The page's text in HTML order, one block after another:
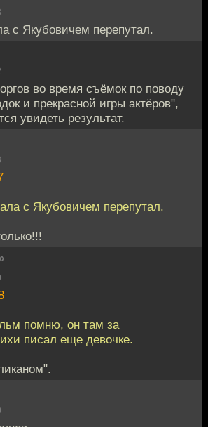
с Якубовичем перепутал.
во время съёмок по поводу
и прекрасной игры актёров",
увидеть результат.
с Якубовичем перепутал.
помню, он там за
писал еще девочке.